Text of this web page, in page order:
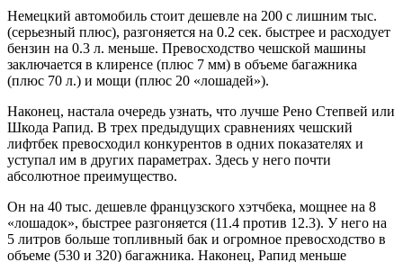
Немецкий автомобиль стоит дешевле на 200 с лишним тыс.
(серьезный плюс), разгоняется на 0.2 сек. быстрее и расходует
бензин на 0.3 л. меньше. Превосходство чешской машины
заключается в клиренсе (плюс 7 мм) в объеме багажника
(плюс 70 л.) и мощи (плюс 20 «лошадей»).
Наконец, настала очередь узнать, что лучше Рено Степвей или
Шкода Рапид. В трех предыдущих сравнениях чешский
лифтбек превосходил конкурентов в одних показателях и
уступал им в других параметрах. Здесь у него почти
абсолютное преимущество.
Он на 40 тыс. дешевле французского хэтчбека, мощнее на 8
«лошадок», быстрее разгоняется (11.4 против 12.3). У него на
5 литров больше топливный бак и огромное превосходство в
объеме (530 и 320) багажника. Наконец, Рапид меньше